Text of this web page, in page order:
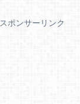
スポンサーリンク